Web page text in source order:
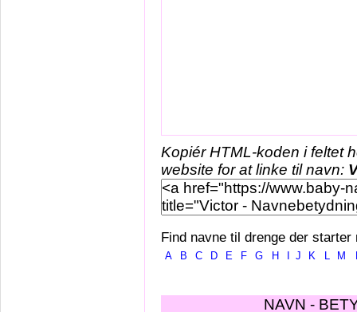
Kopiér HTML-koden i feltet
website for at linke til navn:
Find navne til drenge der starter
A B C D E F G H J K L M
NAVN -